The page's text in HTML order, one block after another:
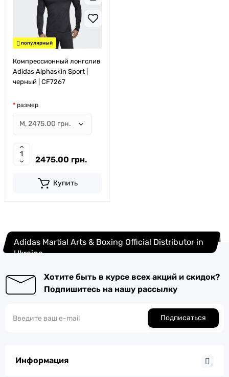
популярный
Компрессионный лонгслив
Adidas Alphaskin Sport |
черный | CF7267
размер
2475.00 грн.
Купить
Adidas Martial Arts & Boxing Official Distributor in
Ukraine
Хотите быть в курсе всех акций и скидок?
Подпишитесь на нашу рассылку
Подписаться
Информация